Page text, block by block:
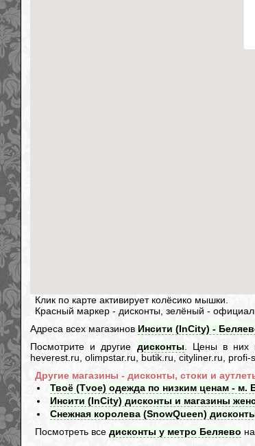
Клик по карте активирует колёсико мышки.
Красный маркер - дисконты, зелёный -
Адреса всех магазинов Инсити (InCity) -
Посмотрите и другие дисконты . Цены в них
heverest.ru, olimpstar.ru, butik.ru, cityliner.ru,
Другие магазины - дисконты, стоки и
Твоё (Tvoe) одежда по низким ценам - м.
Инсити (InCity) дисконты и магазины
Снежная королева (SnowQueen)
Посмотреть вседисконты у метро Беляево